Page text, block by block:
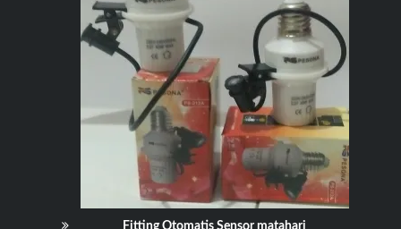
Fitting Otomatis Sensor matahari